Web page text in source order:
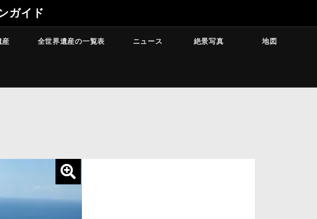
ガイド
産 全世界遺産の一覧表 ニュース 絶景写真 地図